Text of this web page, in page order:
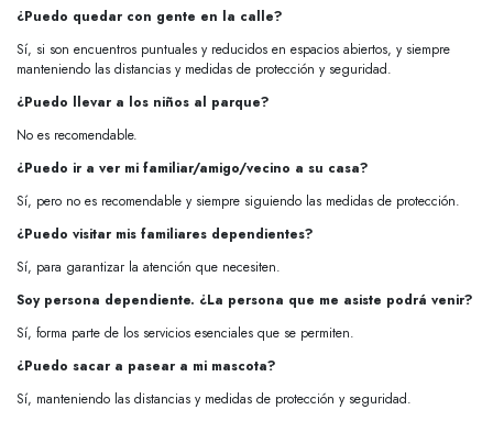
¿Puedo quedar con gente en la calle?
Sí, si son encuentros puntuales y reducidos en espacios abiertos, y siempre
manteniendo las distancias y medidas de protección y seguridad.
¿Puedo llevar a los niños al parque?
No es recomendable.
¿Puedo ir a ver mi familiar/amigo/vecino a su casa?
Sí, pero no es recomendable y siempre siguiendo las medidas de protección.
¿Puedo visitar mis familiares dependientes?
Sí, para garantizar la atención que necesiten.
Soy persona dependiente. ¿La persona que me asiste podrá venir?
Sí, forma parte de los servicios esenciales que se permiten.
¿Puedo sacar a pasear a mi mascota?
Sí, manteniendo las distancias y medidas de protección y seguridad.